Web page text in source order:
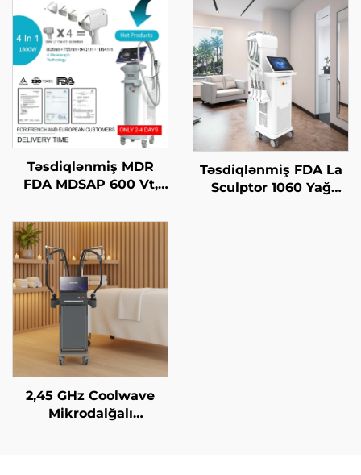
Təsdiqlənmiş MDR
FDA MDSAP 600 Vt,
Vt, 4-in-1 əvəz edilə
bilən nöqtələr ilə 755
nm, 808 nm, 940 nm,
1064 nm diod laser saç
çıxarma maşını
Təsdiqlənmiş FDA La
Sculptor 1060 Yağ
2,45 GHz Coolwave
Mikrodalğalı